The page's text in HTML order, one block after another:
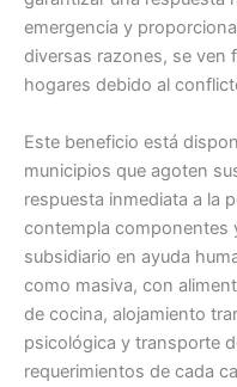
emergencia y
diversas razones, se ven
hogares debido al
Este beneficio está
municipios que agoten
respuesta inmediata a la
contempla componentes
subsidiario en ayuda
como masiva, con
de cocina, alojamiento
psicológica y transporte
requerimientos de cada